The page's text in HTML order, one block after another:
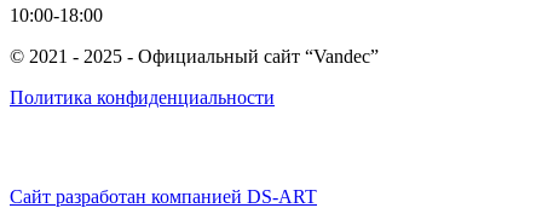
10:00-18:00
© 2021 - 2025 - Официальный сайт “Vandec”
Политика конфиденциальности
Сайт разработан компанией DS-ART